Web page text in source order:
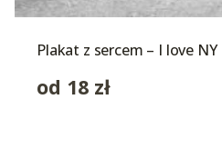
Plakat z sercem – I love NY
od 18 zł